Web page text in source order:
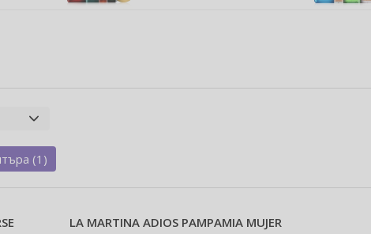
(1)
LA MARTINA ADIOS PAMPAMIA MUJER